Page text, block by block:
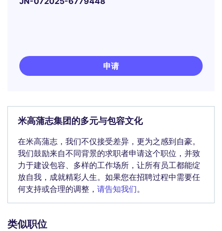
申请
米高蒲志集团的多元与包容文化
在米高蒲志，我们不仅接受差异，更为之感到自豪。
我们鼓励来自不同背景的求职者申请这个职位，并致
力于建设包容、多样的工作场所，让所有员工都能绽
放自我，成就精彩人生。如果您在招聘过程中需要任
何支持或合理的调整， 请告知我们。
类似职位